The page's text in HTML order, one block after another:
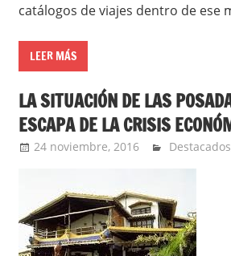
catálogos de viajes dentro de ese
LEER MÁS
LA SITUACIÓN DE LAS
ESCAPA DE LA CRISIS
24 noviembre, 2016 admin
Destacados